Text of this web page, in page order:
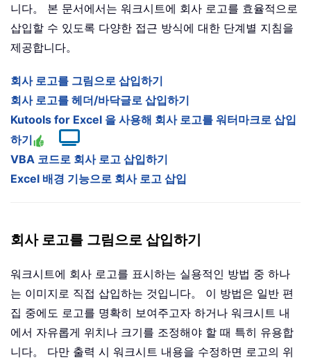
니다。 본 문서에서는 워크시트에 회사 로고를 효율적으로
삽입할 수 있도록 다양한 접근 방식에 대한 단계별 지침을
제공합니다。
회사 로고를 그림으로 삽입하기
회사 로고를 헤더/바닥글로 삽입하기
Kutools for Excel 을 사용해 회사 로고를 워터마크로 삽입
하기
VBA 코드로 회사 로고 삽입하기
Excel 배경 기능으로 회사 로고 삽입
회사 로고를 그림으로 삽입하기
워크시트에 회사 로고를 표시하는 실용적인 방법 중 하나
는 이미지로 직접 삽입하는 것입니다。 이 방법은 일반 편
집 중에도 로고를 명확히 보여주고자 하거나 워크시트 내
에서 자유롭게 위치나 크기를 조정해야 할 때 특히 유용합
니다。 다만 출력 시 워크시트 내용을 수정하면 로고의 위